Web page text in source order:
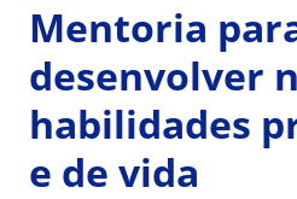
Mentoria
desenvolver
habilidades
e de vida